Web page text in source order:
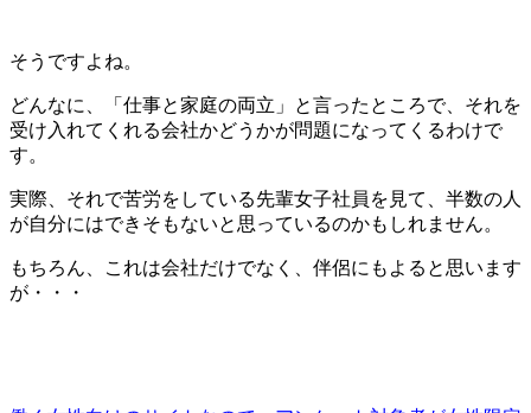
そうですよね。
どんなに、「仕事と家庭の両立」と言ったところで、それを
受け入れてくれる会社かどうかが問題になってくるわけで
す。
実際、それで苦労をしている先輩女子社員を見て、半数の人
が自分にはできそもないと思っているのかもしれません。
もちろん、これは会社だけでなく、伴侶にもよると思います
が・・・